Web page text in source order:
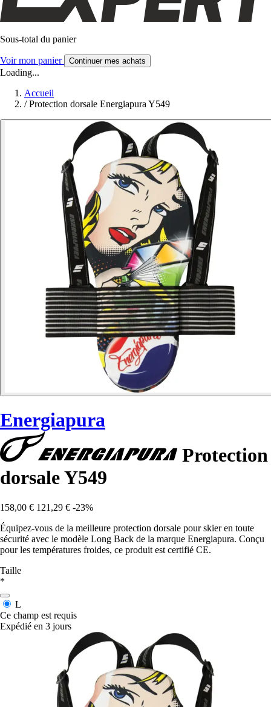
Sous-total du panier
Voir mon panier Continuer mes achats
Loading...
Accueil
/ Protection dorsale Energiapura Y549
Energiapura
Protection
dorsale Y549
158,00 € 121,29 € -23%
Équipez-vous de la meilleure protection dorsale pour skier en toute
sécurité avec le modèle Long Back de la marque Energiapura. Conçu
pour les températures froides, ce produit est certifié CE.
Taille
*
L
Ce champ est requis
Expédié en 3 jours